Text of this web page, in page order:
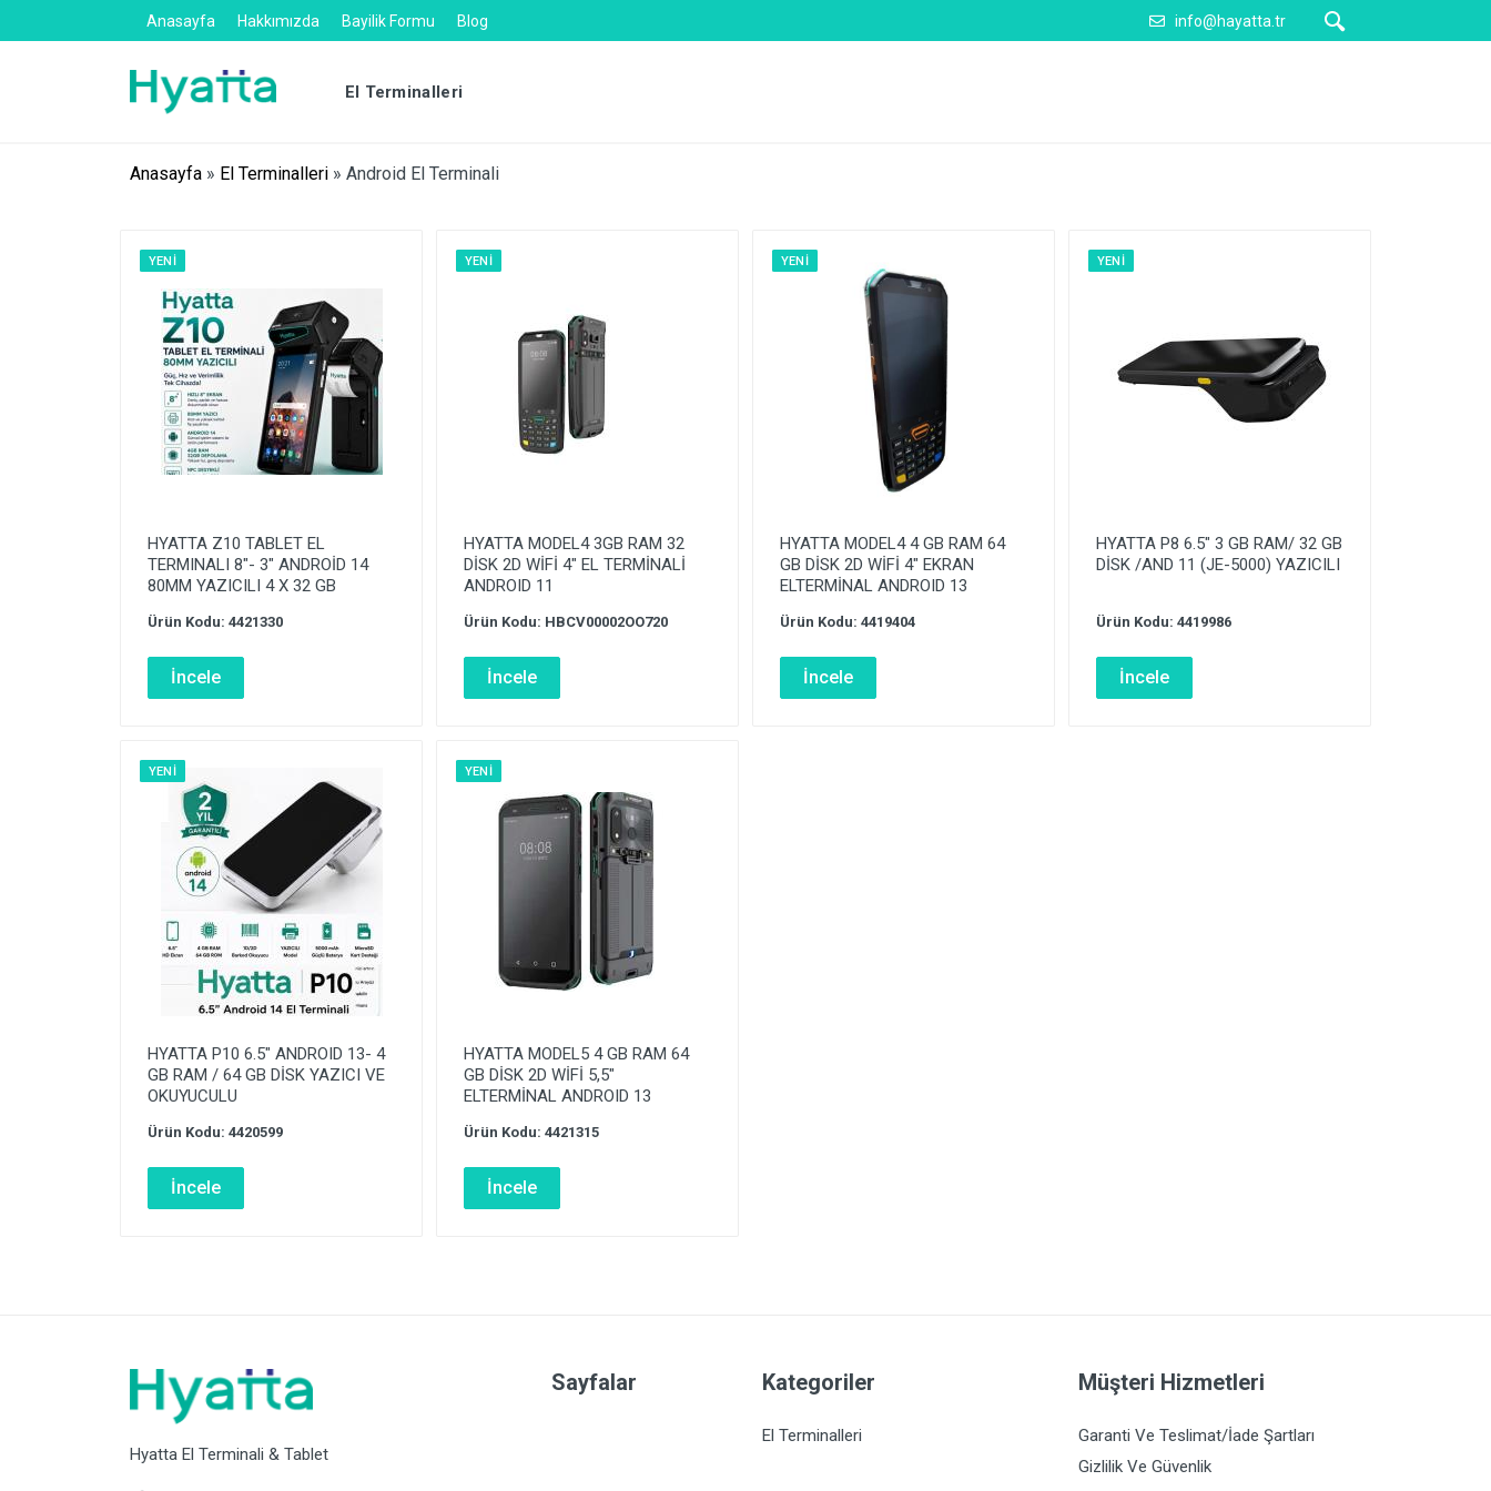
Anasayfa Hakkımızda Bayilik Formu Blog info@hayatta.tr
El Terminalleri
Anasayfa » El Terminalleri » Android El Terminali
YENI
HYATTA Z10 TABLET EL
TERMINALI 8″- 3″ ANDROİD 14
80MM YAZICILI 4 X 32 GB
Ürün Kodu: 4421330
İncele
YENI
HYATTA MODEL4 3GB RAM 32
DİSK 2D WİFİ 4″ EL TERMİNALİ
ANDROID 11
Ürün Kodu: HBCV00002OO720
İncele
YENI
HYATTA MODEL4 4 GB RAM 64
GB DİSK 2D WİFİ 4″ EKRAN
ELTERMİNAL ANDROID 13
Ürün Kodu: 4419404
İncele
YENI
HYATTA P8 6.5″ 3 GB RAM/ 32 GB
DİSK /AND 11 (JE-5000) YAZICILI
Ürün Kodu: 4419986
İncele
YENI
HYATTA P10 6.5″ ANDROID 13- 4
GB RAM / 64 GB DİSK YAZICI VE
OKUYUCULU
Ürün Kodu: 4420599
İncele
YENI
HYATTA MODEL5 4 GB RAM 64
GB DİSK 2D WİFİ 5,5″
ELTERMİNAL ANDROID 13
Ürün Kodu: 4421315
İncele
Hyatta El Terminali & Tablet
Sayfalar Kategoriler
El Terminalleri
Müşteri Hizmetleri
Garanti Ve Teslimat/İade Şartları
Gizlilik Ve Güvenlik